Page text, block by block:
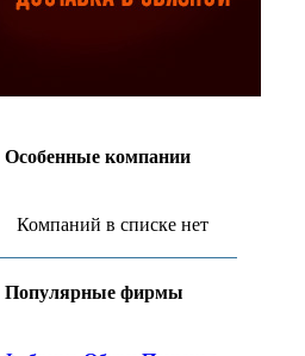
Особенные компании
Компаний в списке нет
Популярные фирмы